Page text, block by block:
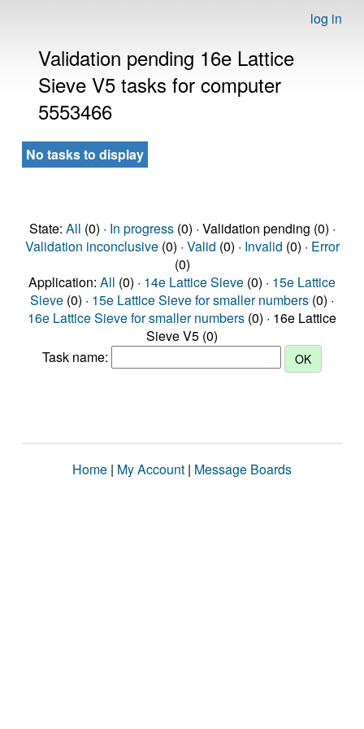
log in
Validation pending 16e Lattice
Sieve V5 tasks for computer
5553466
No tasks to display
State: All (0) · In progress(0) · Validation pending (0) ·
Validation inconclusive(0) · Valid (0) · Invalid (0) · Error
(0)
Application: All (0) · 14e Lattice Sieve (0) · 15e Lattice
Sieve (0) · 15e Lattice Sieve for smaller numbers (0) ·
16e Lattice Sieve for smaller numbers (0) · 16e Lattice
Sieve V5 (0)
Task name:
Home | My Account | Message Boards